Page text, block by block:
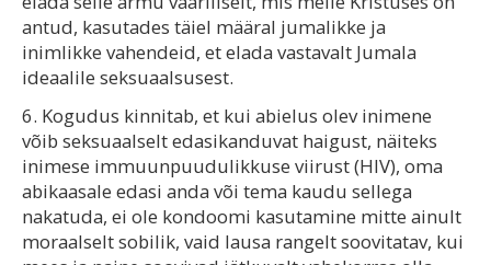
antud, kasutades täiel määral jumalikke ja
inimlikke vahendeid, et elada vastavalt Jumala
ideaalile seksuaalsusest.
6. Kogudus kinnitab, et kui abielus olev inimene
võib seksuaalselt edasikanduvat haigust, näiteks
inimese immuunpuudulikkuse viirust (HIV), oma
abikaasale edasi anda või tema kaudu sellega
nakatuda, ei ole kondoomi kasutamine mitte ainult
moraalselt sobilik, vaid lausa rangelt soovitatav, kui